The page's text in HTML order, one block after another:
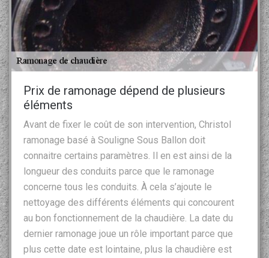
Prix de ramonage dépend de plusieurs
éléments
Avant de fixer le coût de son intervention, Christol
ramonage basé à Souligne Sous Ballon doit
connaitre certains paramètres. Il en est ainsi de la
longueur des conduits parce que le ramonage
concerne tous les conduits. À cela s’ajoute le
nettoyage des différents éléments qui concourent
au bon fonctionnement de la chaudière. La date du
dernier ramonage joue un rôle important parce que
plus cette date est lointaine, plus la chaudière est